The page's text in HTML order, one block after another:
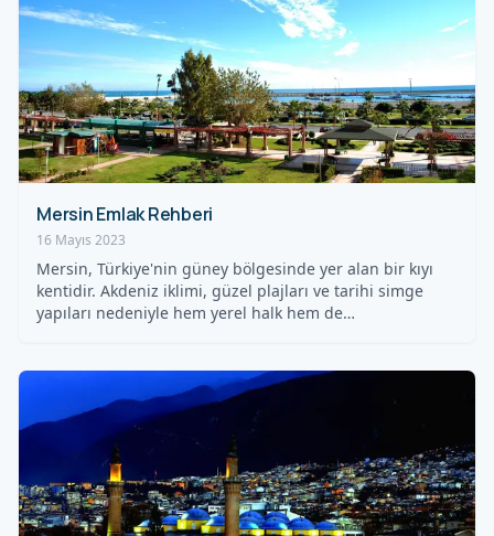
Mersin Emlak Rehberi
16 Mayıs 2023
Mersin, Türkiye'nin güney bölgesinde yer alan bir kıyı
kentidir. Akdeniz iklimi, güzel plajları ve tarihi simge
yapıları nedeniyle hem yerel halk hem de…